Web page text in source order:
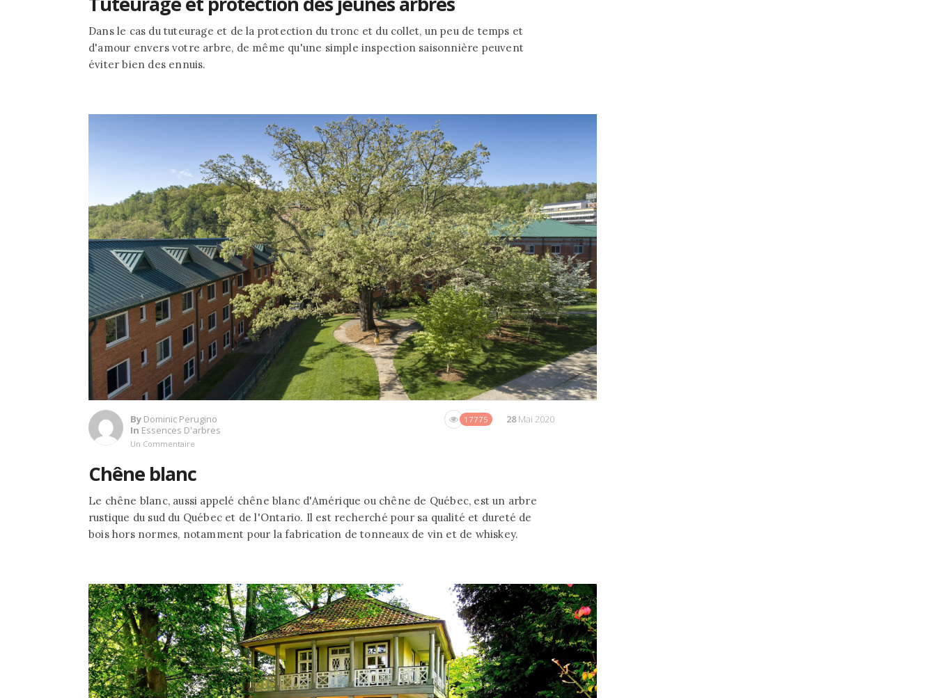
Dans le cas du tuteurage et de la protection du tronc et du collet, un peu de temps et
d'amour envers votre arbre, de même qu'une simple inspection saisonnière peuvent
éviter bien des ennuis.
By Dominic Perugino
In Essences D'arbres
Un Commentaire
17775 28Mai 2020
Chêne blanc
Le chêne blanc, aussi appelé chêne blanc d'Amérique ou chêne de Québec, est un arbre
rustique du sud du Québec et de l'Ontario. Il est recherché pour sa qualité et dureté de
bois hors normes, notamment pour la fabrication de tonneaux de vin et de whiskey.